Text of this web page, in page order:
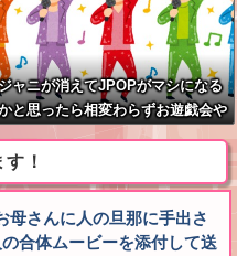
ャニが消えてJPOPがマシになる
と思ったら相変わらずお遊戯会や
！
母さんに人の旦那に手出さ
合体ムービーを添付して送